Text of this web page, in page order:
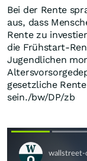
Bei der Rente
aus, dass
Rente zu
die Frühstart-
Jugendlichen
gesetzliche
sein./bw/DP/zb